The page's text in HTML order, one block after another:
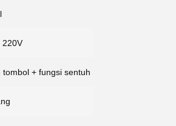
220V
tombol + fungsi sentuh